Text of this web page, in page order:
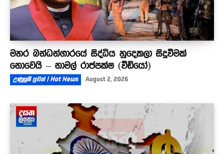
මහර බන්ධන්ගාරයේ සිද්ධිය හුදෙකලා සිදුවීමක්
නොවෙයි – නාමල් රාජපක්ෂ (වීඩියෝ)
උණුසුම් පුවත් | Hot News August 2, 2026